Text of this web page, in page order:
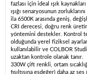
fazlası için ideal ışık
ışığı senaryosunun
ila 6500K arasında geniş,
CRI derecesi, doğru renk
yöntemini destekler. Kontrol
olduğunda yerel fiziksel
kullanılabilir ve COLBOR
uzaktan kontrole olanak tanır.
330W çift renkli, ortam
fısıltısına eşdeğer) daha az